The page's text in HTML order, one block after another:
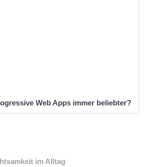
Web Apps immer beliebter?
im Alltag